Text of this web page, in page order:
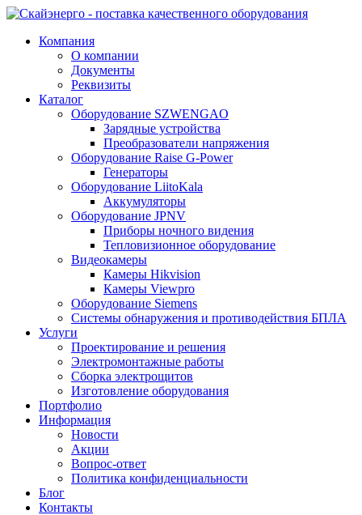
Компания
О компании
Документы
Реквизиты
Каталог
Оборудование SZWENGAO
Зарядные устройства
Преобразователи напряжения
Оборудование Raise G-Power
Генераторы
Оборудование LiitoKala
Аккумуляторы
Оборудование JPNV
Приборы ночного видения
Тепловизионное оборудование
Видеокамеры
Камеры Hikvision
Камеры Viewpro
Оборудование Siemens
Системы обнаружения и противодействия БПЛА
Услуги
Проектирование и решения
Электромонтажные работы
Сборка электрощитов
Изготовление оборудования
Портфолио
Информация
Новости
Акции
Вопрос-ответ
Политика конфиденциальности
Блог
Контакты